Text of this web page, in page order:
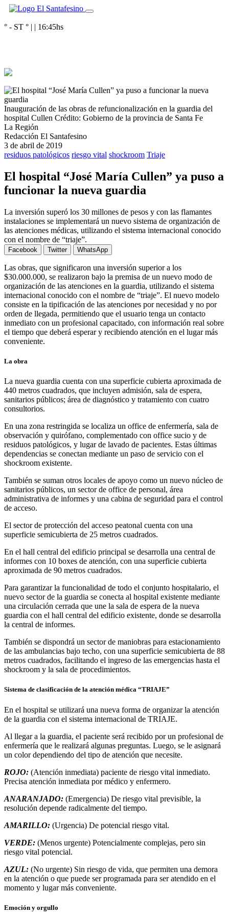
° - ST ° | | 16:45hs
Inauguración de las obras de refuncionalización en la guardia del
hospital Cullen Crédito: Gobierno de la provincia de Santa Fe
La Región
Redacción El Santafesino
3 de abril de 2019
residuos patológicos riesgo vital shockroom Triaje
El hospital “José María Cullen” ya puso a
funcionar la nueva guardia
La inversión superó los 30 millones de pesos y con las flamantes
instalaciones se implementará un nuevo sistema de organización de
las atenciones médicas, utilizando el sistema internacional conocido
con el nombre de “triaje”.
Facebook Twitter WhatsApp
Las obras, que significaron una inversión superior a los
$30.000.000, se realizaron bajo la premisa de un nuevo modo de
organización de las atenciones en la guardia, utilizando el sistema
internacional conocido con el nombre de “triaje”. El nuevo modelo
consiste en la tipificación de las atenciones por necesidad y no por
orden de llegada, permitiendo que el usuario tenga un contacto
inmediato con un profesional capacitado, con información real sobre
el tiempo que deberá esperar y recibiendo atención en el lugar más
conveniente.
La obra
La nueva guardia cuenta con una superficie cubierta aproximada de
440 metros cuadrados, que incluyen admisión, sala de espera,
sanitarios públicos; área de diagnóstico y tratamiento con cuatro
consultorios.
En una zona restringida se localiza un office de enfermería, sala de
observación y quirófano, complementado con office sucio y de
residuos patológicos, y lugar de lavado de pacientes. Estas últimas
dependencias se conectan mediante un paso de servicio con el
shockroom existente.
También se suman otros locales de apoyo como un nuevo núcleo de
sanitarios públicos, un sector de office de personal, área
administrativa de informes y una cabina de seguridad para el control
de acceso.
El sector de protección del acceso peatonal cuenta con una
superficie semicubierta de 25 metros cuadrados.
En el hall central del edificio principal se desarrolla una central de
informes con 10 boxes de atención, con una superficie cubierta
aproximada de 90 metros cuadrados.
Para garantizar la funcionalidad de todo el conjunto hospitalario, el
nuevo sector de la guardia se conecta al hospital existente mediante
una circulación cerrada que une la sala de espera de la nueva
guardia con el hall central del edificio existente, donde se desarrolla
la central de informes.
También se dispondrá un sector de maniobras para estacionamiento
de las ambulancias bajo techo, con una superficie semicubierta de 88
metros cuadrados, facilitando el ingreso de las emergencias hasta el
shockroom y la sala de procedimientos.
Sistema de clasificación de la atención médica “TRIAJE”
En el hospital se utilizará una nueva forma de organizar la atención
de la guardia con el sistema internacional de TRIAJE.
Al llegar a la guardia, el paciente será recibido por un profesional de
enfermería que le realizará algunas preguntas. Luego, se le asignará
un color dependiendo del tipo de atención que necesite.
ROJO: (Atención inmediata) paciente de riesgo vital inmediato.
Precisa atención inmediata por médico y enfermero.
ANARANJADO: (Emergencia) De riesgo vital previsible, la
resolución depende radicalmente del tiempo.
AMARILLO: (Urgencia) De potencial riesgo vital.
VERDE: (Menos urgente) Potencialmente complejas, pero sin
riesgo vital potencial.
AZUL: (No urgente) Sin riesgo de vida, que permiten una demora
en la atención o que puede ser programada para ser atendido en el
momento y lugar más conveniente.
Emoción y orgullo